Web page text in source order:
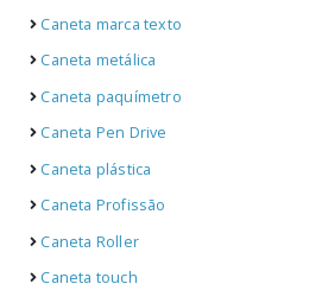
Caneta marca texto
Caneta metálica
Caneta paquímetro
Caneta Pen Drive
Caneta plástica
Caneta Profissão
Caneta Roller
Caneta touch